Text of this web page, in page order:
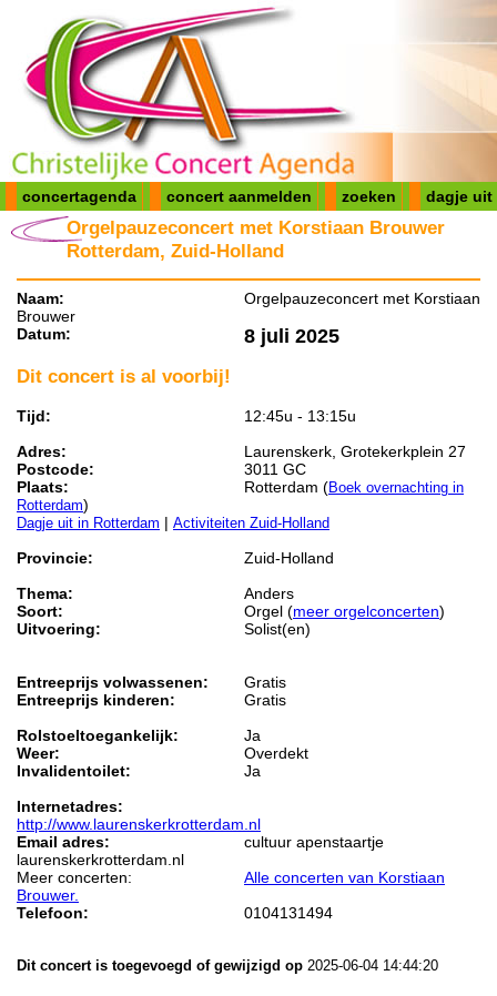
concertagenda concert aanmelden zoeken dagje uit
Orgelpauzeconcert met Korstiaan Brouwer
Rotterdam, Zuid-Holland
Naam:
Orgelpauzeconcert met Korstiaan
Brouwer
Datum:
8 juli 2025
Dit concert is al voorbij!
Tijd:
12:45u - 13:15u
Adres:
Laurenskerk, Grotekerkplein 27
Postcode:
3011 GC
Plaats:
Rotterdam (Boek overnachting in
Rotterdam)
Dagje uit in Rotterdam | Activiteiten Zuid-Holland
Provincie:
Zuid-Holland
Thema:
Anders
Soort:
Orgel (meer orgelconcerten)
Uitvoering:
Solist(en)
Entreeprijs volwassenen:
Gratis
Entreeprijs kinderen:
Gratis
Rolstoeltoegankelijk:
Ja
Weer:
Overdekt
Invalidentoilet:
Ja
Internetadres:
http://www.laurenskerkrotterdam.nl
Email adres:
cultuur apenstaartje
laurenskerkrotterdam.nl
Meer concerten:
Alle concerten van Korstiaan
Brouwer.
Telefoon:
0104131494
Dit concert is toegevoegd of gewijzigd op 2025-06-04 14:44:20